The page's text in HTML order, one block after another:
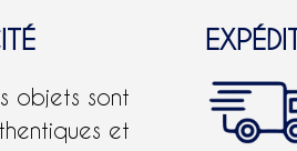
objets sont
et